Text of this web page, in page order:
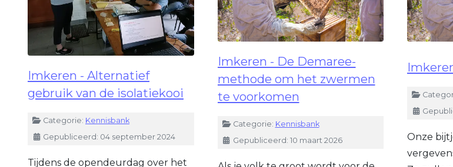
Imkeren - Alternatief
gebruik van de isolatiekooi
DetailsCategorie: Kennisbank
Gepubliceerd: 04 september 2024
Tijdens de opendeurdag over het
Imkeren - De Demaree-
methode om het zwermen
te voorkomen
DetailsCategorie: Kennisbank
Gepubliceerd: 10 maart 2026
Details
Onze